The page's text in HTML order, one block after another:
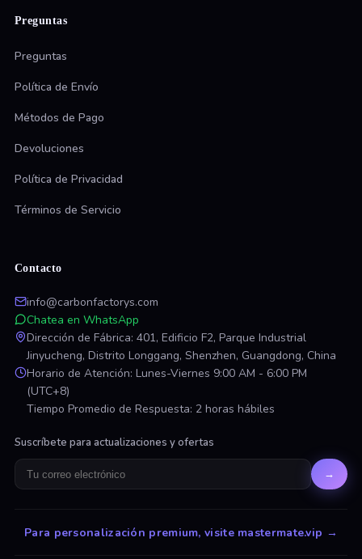
Preguntas
Preguntas
Política de Envío
Métodos de Pago
Devoluciones
Política de Privacidad
Términos de Servicio
Contacto
info@carbonfactorys.com
Chatea en WhatsApp
Dirección de Fábrica: 401, Edificio F2, Parque Industrial
Jinyucheng, Distrito Longgang, Shenzhen, Guangdong, China
Horario de Atención: Lunes-Viernes 9:00 AM - 6:00 PM
(UTC+8)
Tiempo Promedio de Respuesta: 2 horas hábiles
Suscríbete para actualizaciones y ofertas
→
Para personalización premium, visite mastermate.vip →